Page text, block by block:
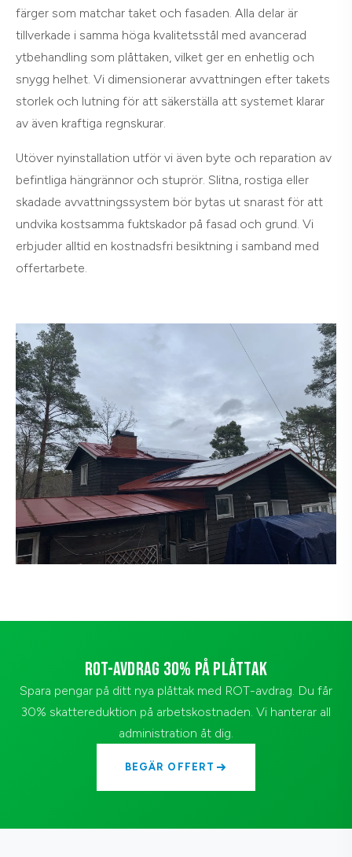
färger som matchar taket och fasaden. Alla delar är
tillverkade i samma höga kvalitetsstål med avancerad
ytbehandling som plåttaken, vilket ger en enhetlig och
snygg helhet. Vi dimensionerar avvattningen efter takets
storlek och lutning för att säkerställa att systemet klarar
av även kraftiga regnskurar.
Utöver nyinstallation utför vi även byte och reparation av
befintliga hängrännor och stuprör. Slitna, rostiga eller
skadade avvattningssystem bör bytas ut snarast för att
undvika kostsamma fuktskador på fasad och grund. Vi
erbjuder alltid en kostnadsfri besiktning i samband med
offertarbete.
ROT-AVDRAG 30% PÅ PLÅTTAK
Spara pengar på ditt nya plåttak med ROT-avdrag. Du får
30% skattereduktion på arbetskostnaden. Vi hanterar all
administration åt dig.
BEGÄR OFFERT